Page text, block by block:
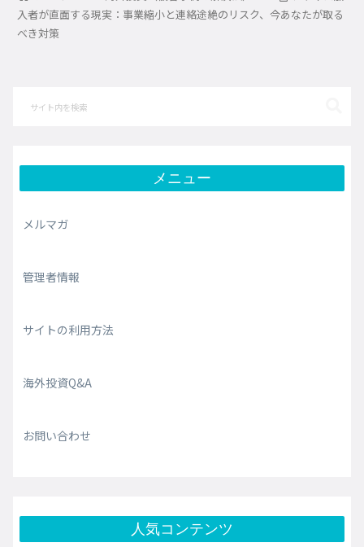
入者が直面する現実：事業縮小と連絡途絶のリスク、今あなたが取る
べき対策
メニュー
メルマガ
管理者情報
サイトの利用方法
海外投資Q&A
お問い合わせ
人気コンテンツ